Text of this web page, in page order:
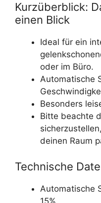
Kurzüberblick:
einen Blick
Ideal für ein
oder im Büro.
Automatische
Besonders
Bitte beachte
deinen Raum
Technische
Automatische
15%